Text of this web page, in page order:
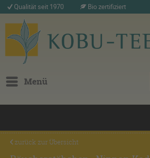
Qualität seit 1970 Bio zertifiziert
Menü
zurück zur Übersicht